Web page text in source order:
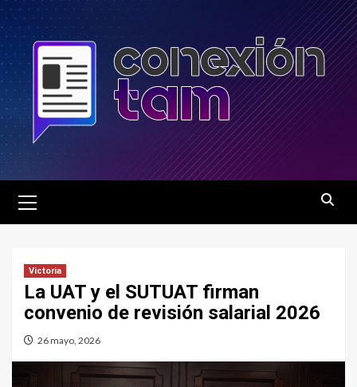
Saltar
al
contenido
principal
Victoria
La UAT y el SUTUAT firman
convenio de revisión salarial 2026
26 mayo, 2026